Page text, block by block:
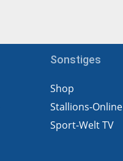
Sonstiges
Shop
Stallions-Online
Sport-Welt TV